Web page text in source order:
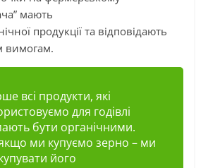
мають
продукції та відповідають
вимогам.
всі продукти, які
для годівлі
бути органічними.
ми купуємо зерно – ми
його